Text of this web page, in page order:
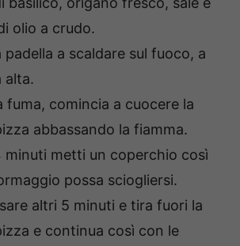
olio a crudo.
padella a scaldare sul fuoco, a
alta.
fuma, comincia a cuocere la
abbassando la fiamma.
minuti metti un coperchio così
possa sciogliersi.
altri 5 minuti e tira fuori la
e continua così con le